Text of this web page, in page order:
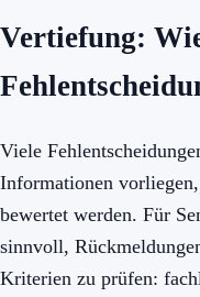
Vertiefung:
Viele
Informationen
bewertet werden. Für
sinnvoll,
Kriterien zu prüfen: